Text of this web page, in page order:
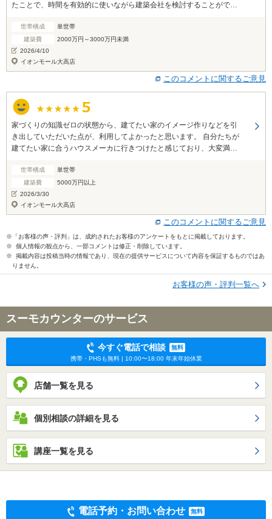
たことで、時間を有効的に使いながら建築会社を検討することができ
る対応をしていただきました。 無事に契約ができ、ホッとしていま
す。ありがとうございました。
世帯構成
単世帯
建築費
2000万円～3000万円未満
2026/4/10
イオンモール大高店
このコメントに関するご意見
家づくりの知識ゼロの状態から、建てたい家のイメージ作りなどを引
き出していただいた点が、利用してよかったと思います。 自分たちが
建てたい家に合うハウスメーカに行きつけたと感じており、大変満足
世帯構成
単世帯
建築費
5000万円以上
2026/3/30
イオンモール大高店
このコメントに関するご意見
※「お客様の声・評判」は、成約されたお客様のアンケートをもとに掲載しております。
※ 個人情報の観点から、一部コメントは修正・削除しています。
※ 掲載内容は投稿当時の情報であり、現在の提供サービスについて内容を保証するものではあ
りません。
お客様の声・評判一覧へ
スーモカウンターのサービス
今すぐ電話で相談
無料
携帯・PHSも無料 | 10:00〜18:00 年末年始休業
店舗一覧を見る
個別相談の詳細を見る
講座一覧を見る
電話予約・お問い合わせ 無料